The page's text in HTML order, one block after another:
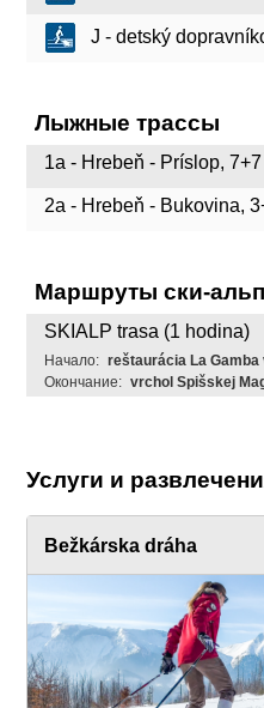
J - detský
Лыжные трассы
1a - Hrebeň - Príslop,
2a - Hrebeň - Bukovina,
Маршруты ски-
SKIALP trasa (1 hodina)
Начало: reštaurácia La
Окончание: vrchol Spišskej
Услуги и
Bežkárska dráha